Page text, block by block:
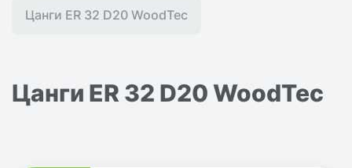
Цанги ER 32 D20 WoodTec
Цанги ER 32 D20 WoodTec